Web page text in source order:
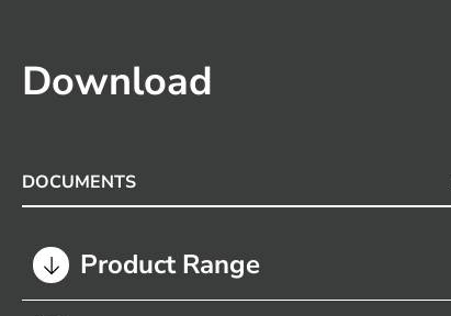
Download
DOCUMENTS
Product Range